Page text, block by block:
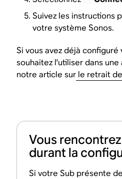
Suivez les instructions
votre système Sonos.
Si vous avez déjà configuré
souhaitez l'utiliser dans
notre article sur le retrait
Vous
durant la
Si votre Sub présente